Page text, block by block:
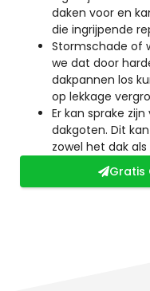
daken voor en
die ingrijpende
Stormschade of
we dat door
dakpannen los
op lekkage
Er kan sprake
dakgoten. Dit
zowel het dak
Gratis